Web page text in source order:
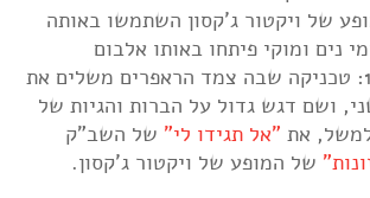
של ויקטור ג'קסון השתמשו באותה
נים ומוקי פיתחו באותו אלבום
מיתולוגי מ-1998: טכניקה שבה צמד הראפרים משלים את
ושם דגש גדול על הברות והגיות של
את "אל תגידו לי" של השב"ק
של המופע של ויקטור ג'קסון.